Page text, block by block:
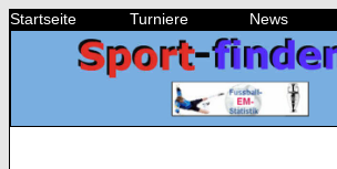
Startseite Turniere News